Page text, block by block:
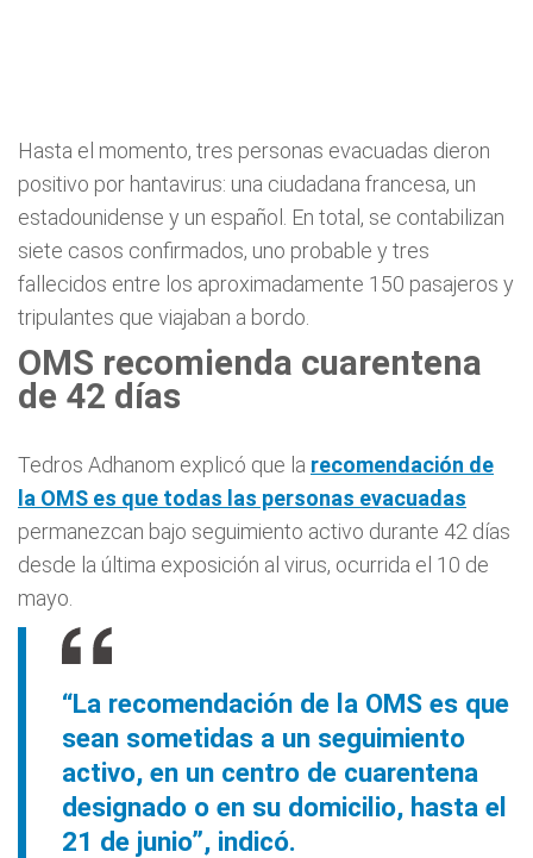
Hasta el momento, tres personas evacuadas dieron
positivo por hantavirus: una ciudadana francesa, un
estadounidense y un español. En total, se contabilizan
siete casos confirmados, uno probable y tres
fallecidos entre los aproximadamente 150 pasajeros y
tripulantes que viajaban a bordo.
OMS recomienda cuarentena
de 42 días
Tedros Adhanom explicó que la recomendación de
la OMS es que todas las personas evacuadas
permanezcan bajo seguimiento activo durante 42 días
desde la última exposición al virus, ocurrida el 10 de
mayo.
“La recomendación de la OMS es que
sean sometidas a un seguimiento
activo, en un centro de cuarentena
designado o en su domicilio, hasta el
21 de junio”, indicó.